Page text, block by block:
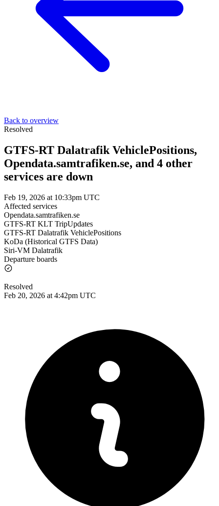
Back to overview
Resolved
GTFS-RT Dalatrafik VehiclePositions,
Opendata.samtrafiken.se, and 4 other
services are down
Feb 19, 2026 at 10:33pm UTC
Affected services
Opendata.samtrafiken.se
GTFS-RT KLT TripUpdates
GTFS-RT Dalatrafik VehiclePositions
KoDa (Historical GTFS Data)
Siri-VM Dalatrafik
Departure boards
Resolved
Feb 20, 2026 at 4:42pm UTC